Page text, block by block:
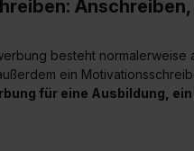
besteht normalerweise
ein
für eine Ausbildung,